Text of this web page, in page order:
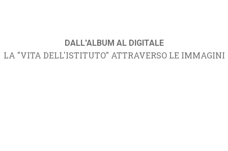
DALL'ALBUM AL DIGITALE
LA "VITA DELL'ISTITUTO" ATTRAVERSO LE IMMAGINI